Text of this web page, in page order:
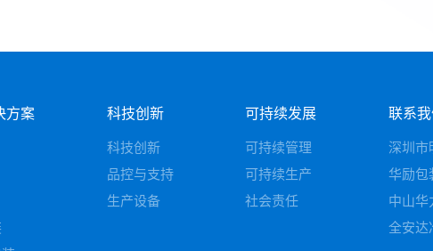
方案 科技创新
科技创新
品控与支持
生产设备
可持续发展
可持续管理
可持续生产
社会责任
联系
深圳市
华励包
中山华
全安达